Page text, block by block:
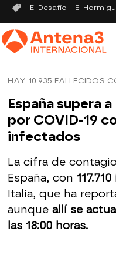
El Desafío El
HAY 10.935 FALLECIDOS
España supera
por COVID-19
infectados
La cifra de
España, con
Italia, que ha
aunqueallí se
las 18:00 horas.